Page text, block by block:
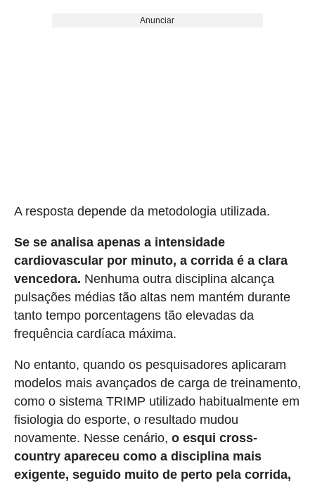
Anunciar
A resposta depende da metodologia utilizada.
Se se analisa apenas a intensidade
cardiovascular por minuto, a corrida é a clara
vencedora. Nenhuma outra disciplina alcança
pulsações médias tão altas nem mantém durante
tanto tempo porcentagens tão elevadas da
frequência cardíaca máxima.
No entanto, quando os pesquisadores aplicaram
modelos mais avançados de carga de treinamento,
como o sistema TRIMP utilizado habitualmente em
fisiologia do esporte, o resultado mudou
novamente. Nesse cenário, o esqui cross-
country apareceu como a disciplina mais
exigente, seguido muito de perto pela corrida,